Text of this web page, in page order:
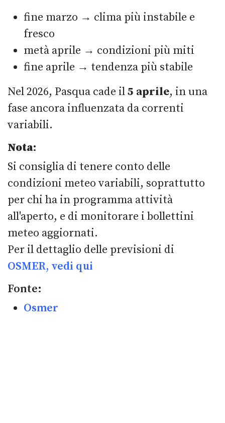
fine marzo → clima più instabile e
fresco
metà aprile → condizioni più miti
fine aprile → tendenza più stabile
Nel 2026, Pasqua cade il5 aprile, in una
fase ancora influenzata da correnti
variabili.
Nota:
Si consiglia di tenere conto delle
condizioni meteo variabili, soprattutto
per chi ha in programma attività
all'aperto, e di monitorare i bollettini
meteo aggiornati.
Per il dettaglio delle previsioni di
OSMER, vedi qui
Fonte:
Osmer